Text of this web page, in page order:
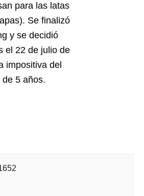
para las latas
Se finalizó
y se decidió
el 22 de julio de
impositiva del
5 años.